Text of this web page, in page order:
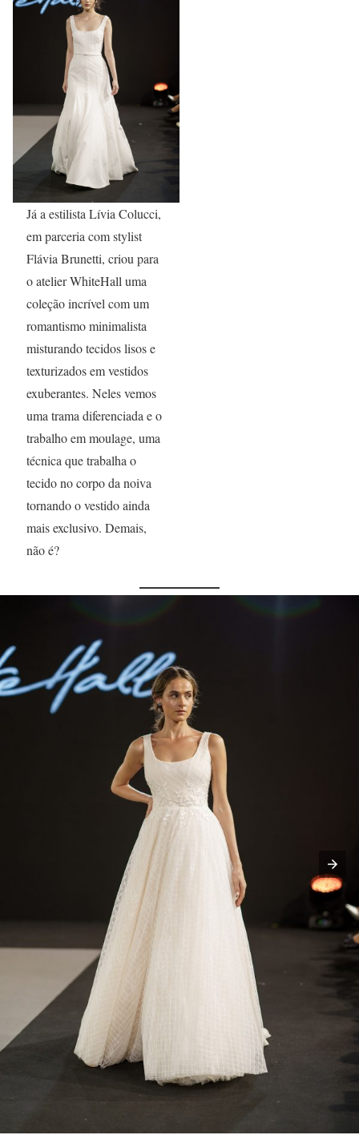
Já a estilista Lívia Colucci,
em parceria com stylist
Flávia Brunetti, criou para
o atelier WhiteHall uma
coleção incrível com um
romantismo minimalista
misturando tecidos lisos e
texturizados em vestidos
exuberantes. Neles vemos
uma trama diferenciada e o
trabalho em moulage, uma
técnica que trabalha o
tecido no corpo da noiva
tornando o vestido ainda
mais exclusivo. Demais,
não é?